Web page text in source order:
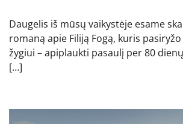
Daugelis iš mūsų vaikystėje esame
romaną apie Filiją Fogą, kuris
žygiui – apiplaukti pasaulį per 80
[…]